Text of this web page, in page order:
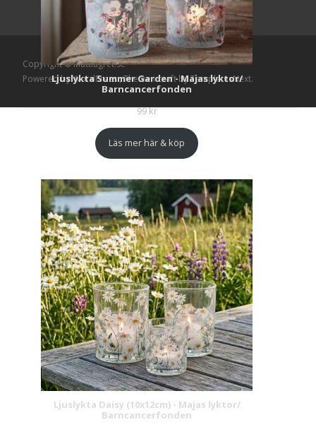
Ljuslykta Summer Garden - Majas lyktor/
Barncancerfonden
99kr
Läs mer här & köp
Ljuslykta Daisy (10x12cm) - Majas lyktor/
Barncancerfonden
Copyright © Mattlagret.se
Powered by WordPress, Themei-craftby TemplatesNext.